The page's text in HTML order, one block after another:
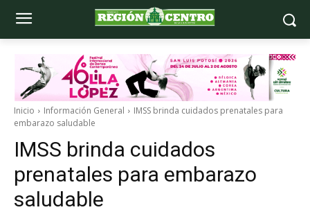
Inicio Información General
IMSS brinda cuidados prenatales para
embarazo saludable
IMSS brinda cuidados
prenatales para embarazo
saludable